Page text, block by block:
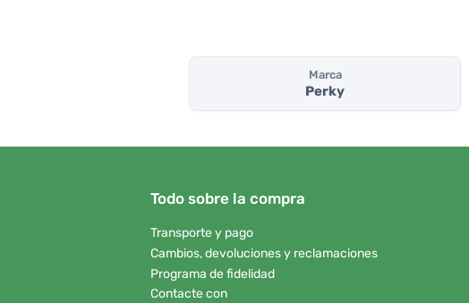
Marca
Perky
Todo sobre la compra
Transporte y pago
Cambios, devoluciones y reclamaciones
Programa de fidelidad
Contacte con